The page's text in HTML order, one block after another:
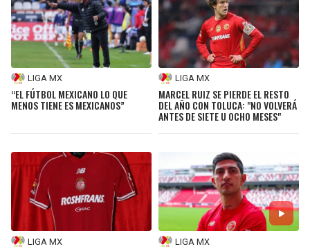
LIGA MX
“EL FÚTBOL MEXICANO LO QUE
MENOS TIENE ES MEXICANOS”
LIGA MX
MARCEL RUIZ SE PIERDE EL RESTO
DEL AÑO CON TOLUCA: "NO VOLVERÁ
ANTES DE SIETE U OCHO MESES"
LIGA MX LIGA MX